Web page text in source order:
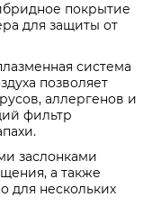
покрытие
для защиты от
система
позволяет
аллергенов и
фильтр
заслонками
а также
для нескольких